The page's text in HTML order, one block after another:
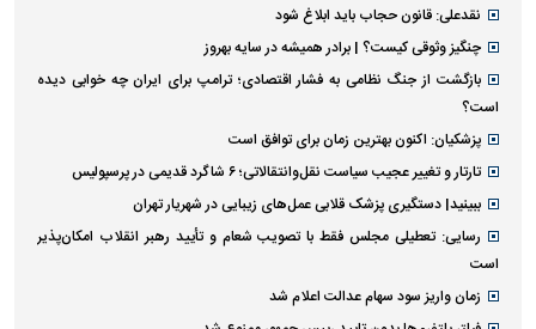
نقدعلی: قانون حجاب باید ابلاغ شود
چنگیز وثوقی کیست؟ | برادر همیشه در سایه بهروز
بازگشت از جنگ نظامی به فشار اقتصادی؛ ترامپ برای ایران چه خوابی دیده
است؟
پزشکیان: اکنون بهترین زمان برای توافق است
تارتار و تغییر عجیب سیاست نقل‌وانتقالاتی؛ ۶ شاگرد قدیمی در پرسپولیس
ببینید| دستگیری پزشک قلابی عمل‌های زیبایی در شهریار تهران
رسایی: تعطیلی مجلس فقط با تصویب شعام و تأیید رهبر انقلاب امکان‌پذیر
است
زمان واریز سود سهام عدالت اعلام شد